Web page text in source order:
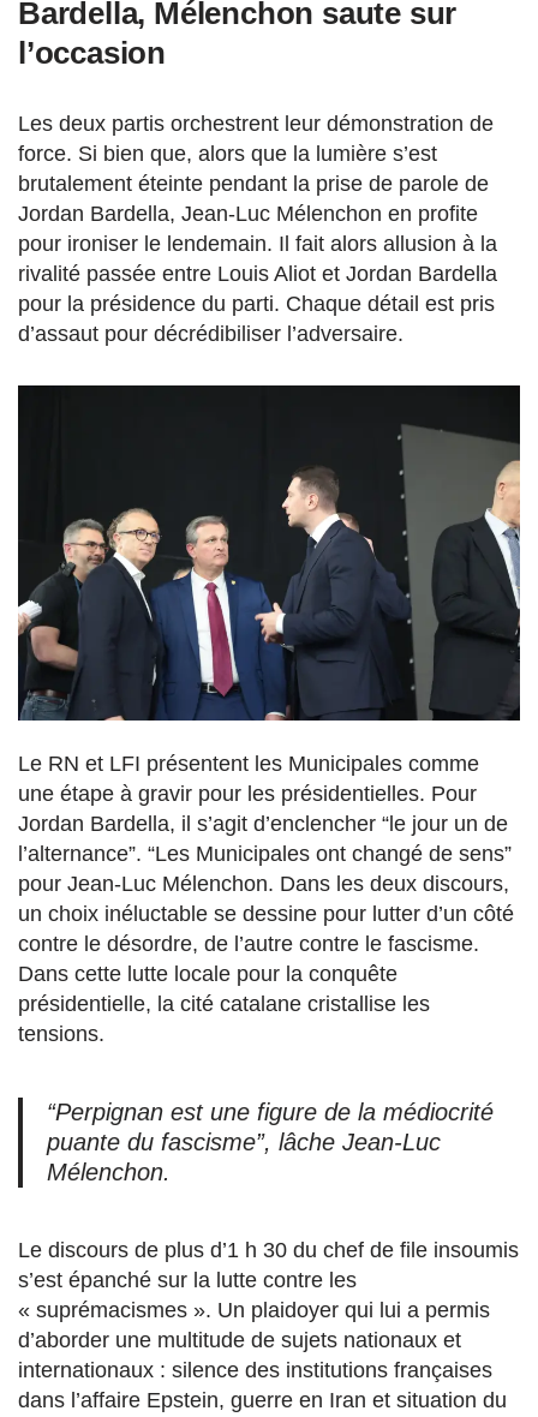
Bardella, Mélenchon saute sur
l’occasion
Les deux partis orchestrent leur démonstration de
force. Si bien que, alors que la lumière s’est
brutalement éteinte pendant la prise de parole de
Jordan Bardella, Jean-Luc Mélenchon en profite
pour ironiser le lendemain. Il fait alors allusion à la
rivalité passée entre Louis Aliot et Jordan Bardella
pour la présidence du parti. Chaque détail est pris
d’assaut pour décrédibiliser l’adversaire.
Le RN et LFI présentent les Municipales comme
une étape à gravir pour les présidentielles. Pour
Jordan Bardella, il s’agit d’enclencher “le jour un de
l’alternance”. “Les Municipales ont changé de sens”
pour Jean-Luc Mélenchon. Dans les deux discours,
un choix inéluctable se dessine pour lutter d’un côté
contre le désordre, de l’autre contre le fascisme.
Dans cette lutte locale pour la conquête
présidentielle, la cité catalane cristallise les
tensions.
“Perpignan est une figure de la médiocrité
puante du fascisme”, lâche Jean-Luc
Mélenchon.
Le discours de plus d’1 h 30 du chef de file insoumis
s’est épanché sur la lutte contre les
« suprémacismes ». Un plaidoyer qui lui a permis
d’aborder une multitude de sujets nationaux et
internationaux : silence des institutions françaises
dans l’affaire Epstein, guerre en Iran et situation du